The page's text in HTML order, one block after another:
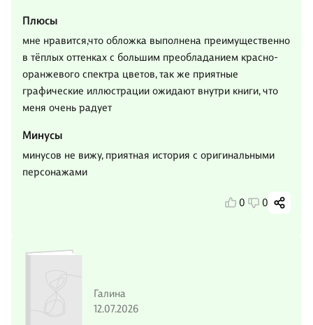
Плюсы
мне нравится,что обложка выполнена преимущественно
в тёплых оттенках с большим преобладанием красно-
оранжевого спектра цветов, так же приятные
графические иллюстрации ожидают внутри книги, что
меня очень радует
Минусы
минусов не вижу, приятная история с оригинальными
персонажами
0 0
Галина
12.07.2026